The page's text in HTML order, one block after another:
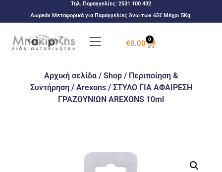
Τηλ. Παραγγελίες: 2531 100 432
Δωρεάν Μεταφορικά για Παραγγελίες Άνω των 65€ Μέχρι 5Kg.
€0.00 0
Αρχική σελίδα / Shop / Περιποίηση &
Συντήρηση/ Arexons/ ΣΤΥΛΟ ΓΙΑ ΑΦΑΙΡΕΣΗ
ΓΡΑΖΟΥΝΙΩΝ AREXONS 10ml